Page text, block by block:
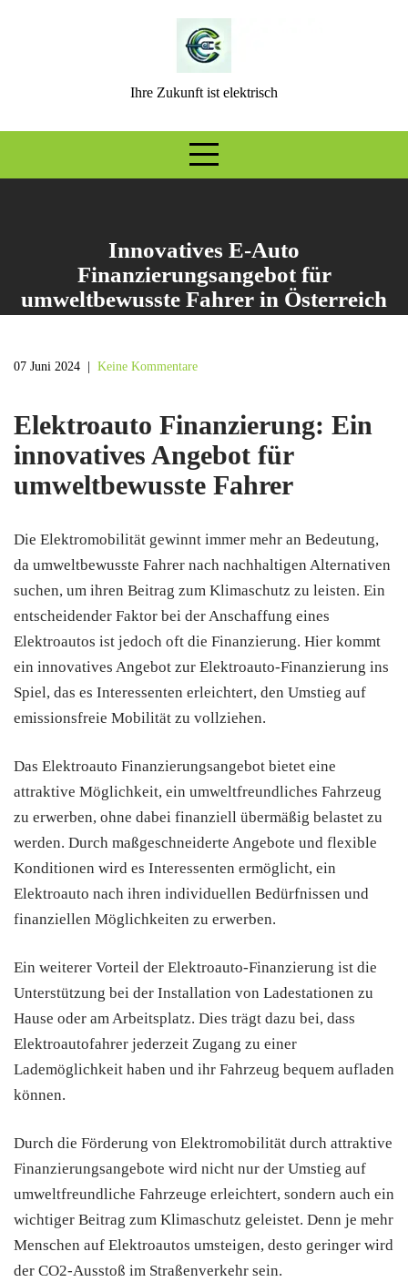
Ihre Zukunft ist elektrisch
Innovatives E-Auto
Finanzierungsangebot für
umweltbewusste Fahrer in Österreich
07 Juni 2024 Keine Kommentare
Elektroauto Finanzierung: Ein
innovatives Angebot für
umweltbewusste Fahrer
Die Elektromobilität gewinnt immer mehr an Bedeutung,
da umweltbewusste Fahrer nach nachhaltigen Alternativen
suchen, um ihren Beitrag zum Klimaschutz zu leisten. Ein
entscheidender Faktor bei der Anschaffung eines
Elektroautos ist jedoch oft die Finanzierung. Hier kommt
ein innovatives Angebot zur Elektroauto-Finanzierung ins
Spiel, das es Interessenten erleichtert, den Umstieg auf
emissionsfreie Mobilität zu vollziehen.
Das Elektroauto Finanzierungsangebot bietet eine
attraktive Möglichkeit, ein umweltfreundliches Fahrzeug
zu erwerben, ohne dabei finanziell übermäßig belastet zu
werden. Durch maßgeschneiderte Angebote und flexible
Konditionen wird es Interessenten ermöglicht, ein
Elektroauto nach ihren individuellen Bedürfnissen und
finanziellen Möglichkeiten zu erwerben.
Ein weiterer Vorteil der Elektroauto-Finanzierung ist die
Unterstützung bei der Installation von Ladestationen zu
Hause oder am Arbeitsplatz. Dies trägt dazu bei, dass
Elektroautofahrer jederzeit Zugang zu einer
Lademöglichkeit haben und ihr Fahrzeug bequem aufladen
können.
Durch die Förderung von Elektromobilität durch attraktive
Finanzierungsangebote wird nicht nur der Umstieg auf
umweltfreundliche Fahrzeuge erleichtert, sondern auch ein
wichtiger Beitrag zum Klimaschutz geleistet. Denn je mehr
Menschen auf Elektroautos umsteigen, desto geringer wird
der CO2-Ausstoß im Straßenverkehr sein.